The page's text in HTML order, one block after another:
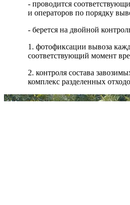
- проводится
и операторов по порядку
- берется на двойной
1. фотофиксации вывоза
соответствующий момент
2. контроля состава
комплекс разделенных